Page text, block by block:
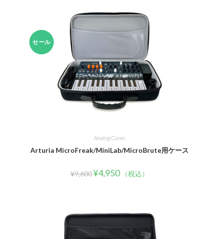
セール
Analog Cases
Arturia MicroFreak/MiniLab/MicroBrute用ケース
¥9,600¥4,950 （税込）